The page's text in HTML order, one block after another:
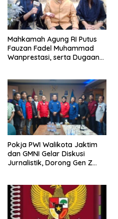
Mahkamah Agung RI Putus
Fauzan Fadel Muhammad
Wanprestasi, serta Dugaan
Pokja PWI Walikota Jaktim
dan GMNI Gelar Diskusi
Jurnalistik, Dorong Gen Z